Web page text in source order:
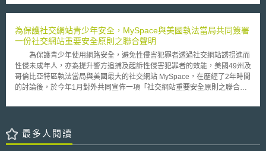
佈建預先備妥適當的法規環境。
異。相較於將姓名註冊在一份中央管控的名單，此一機制則是透過網頁瀏覽
Mozilla都已測試過此套技術。 在此一報告提出後不久，麻州參議員
John F. Kerry表明他將會推動一部隱私權相關法律，使FTC有更多規則制訂
權以實現其報告所提建議。因為作為相關主管機關，FTC制訂規則的權利其
實很有限。
點。惟同期（2012年，即民國101年）我國研發經費總計為新台幣4,312.96
另據大陸統計公報顯示，在中國大陸10,298.4億元之研發經費內，用於
「基礎研究」之支出為498.8億元，比2011年增長21.1%；在「應用研究」
之經費則為1,162億元，增長13%；至於「試驗發展」經費支出則為最大
宗，達8,637.6億元，增長19.2%。總體來說，大陸地區之基礎研究、應用
研究和試驗發展3項，佔其研發經費總支出之比率分別為4.8%、11.3%和
83.9%；而臺灣地區則是以基礎研究、應用研究及技術發展等3類為區分，
在2011年時分別為9.7%、23.7%及66.6%，說明臺灣地區在基礎與應用研
彼，除了瞭解競爭國家之資源投入情形外，其研發成果相關運用情形等，亦
實值得我們後續觀察、研究。
為保護社交網站青少年安全，MySpace與美國執法當局共同簽署
一份社交網站重要安全原則之聯合聲明
為保護青少年使用網路安全，避免性侵害犯罪者透過社交網站誘拐進而
性侵未成年人，亦為提升警方追捕及起訴性侵害犯罪者的效能，美國49州及
哥倫比亞特區執法當局與美國最大的社交網站 MySpace，在歷經了2年時間
的討論後，於今年1月對外共同宣佈一項「社交網站重要安全原則之聯合聲
Safety)」，並計劃將此一原則陸續推廣於其他類似社交網站。 於該聯
發線上身份認證技術和其他線上安全工具，以創造一個安全的線上社交環
境，而該網路安全小組成員包含網路公司代表、身份認證專家、非營利組織
最多人閱讀